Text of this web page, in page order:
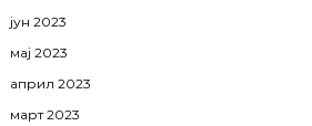
јун 2023
мај 2023
април 2023
март 2023